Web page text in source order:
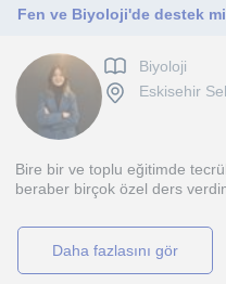
Biyoloji
Eskisehir
Bire bir ve toplu eğitimde
beraber birçok özel ders
daha fazlasını gör